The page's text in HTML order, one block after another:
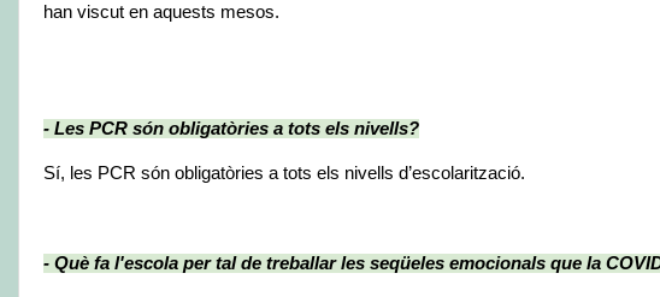
han viscut en aquests mesos.
- Les PCR són obligatòries a tots els nivells?
Sí, les PCR són obligatòries a tots els nivells d’escolarització.
- Què fa l'escola per tal de treballar les seqüeles emocionals que la